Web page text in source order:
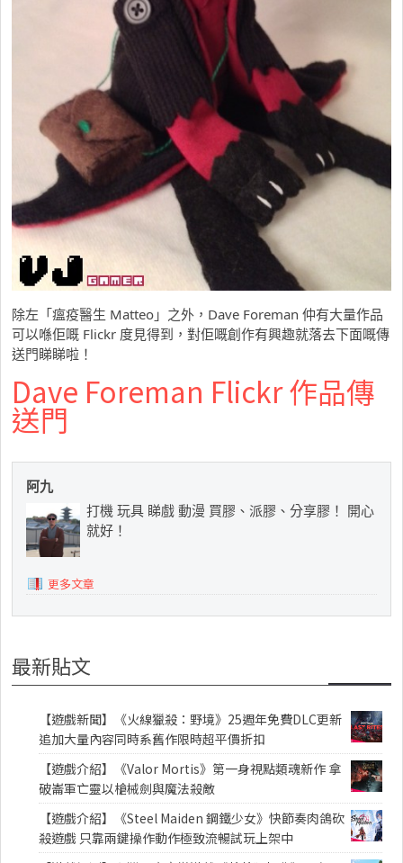
除左「瘟疫醫生 Matteo」之外，Dave Foreman 仲有大量作品
可以喺佢嘅 Flickr 度見得到，對佢嘅創作有興趣就落去下面嘅傳
送門睇睇啦！
Dave Foreman Flickr 作品傳
送門
阿九
打機 玩具 睇戲 動漫 買膠、派膠、分享膠！ 開心
就好！
更多文章
最新貼文
【遊戲新聞】《火線獵殺：野境》25週年免費DLC更新
追加大量內容同時系舊作限時超平價折扣
【遊戲介紹】《Valor Mortis》第一身視點類魂新作 拿
破崙軍亡靈以槍械劍與魔法殺敵
【遊戲介紹】《Steel Maiden 鋼鐵少女》快節奏肉鴿砍
殺遊戲 只靠兩鍵操作動作極致流暢試玩上架中